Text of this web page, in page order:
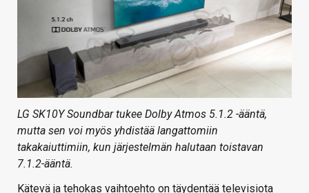
LG SK10Y Soundbar tukee Dolby Atmos 5.1.2 -ääntä,
mutta sen voi myös yhdistää langattomiin
takakaiuttimiin, kun järjestelmän halutaan toistavan
7.1.2-ääntä.
Kätevä ja tehokas vaihtoehto on täydentää televisiota